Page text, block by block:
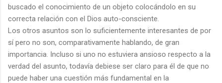
buscado el conocimiento de un objeto colocándolo en su
correcta relación con el Dios auto-consciente.
Los otros asuntos son lo suficientemente interesantes de por
sí pero no son, comparativamente hablando, de gran
importancia. Incluso si uno no estuviera ansioso respecto a la
verdad del asunto, todavía debiese ser claro para él de que no
puede haber una cuestión más fundamental en la